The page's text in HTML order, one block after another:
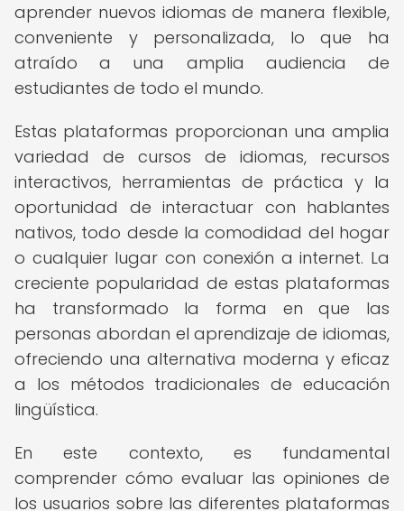
aprender nuevos idiomas de manera flexible,
conveniente y personalizada, lo que ha
atraído a una amplia audiencia de
estudiantes de todo el mundo.
Estas plataformas proporcionan una amplia
variedad de cursos de idiomas, recursos
interactivos, herramientas de práctica y la
oportunidad de interactuar con hablantes
nativos, todo desde la comodidad del hogar
o cualquier lugar con conexión a internet. La
creciente popularidad de estas plataformas
ha transformado la forma en que las
personas abordan el aprendizaje de idiomas,
ofreciendo una alternativa moderna y eficaz
a los métodos tradicionales de educación
lingüística.
En este contexto, es fundamental
comprender cómo evaluar las opiniones de
los usuarios sobre las diferentes plataformas